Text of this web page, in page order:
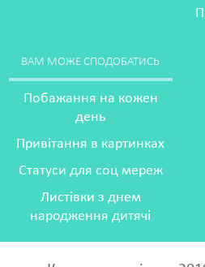
ВАМ МОЖЕ СПОДОБАТИСЬ
Побажання на кожен
день
Привітання в картинках
Статуси для соц мереж
Листівки з днем
народження дитячі